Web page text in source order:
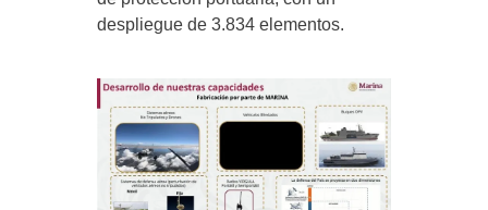
despliegue de 3.834 elementos.